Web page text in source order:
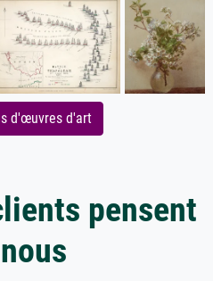
d'œuvres d'art
pensent